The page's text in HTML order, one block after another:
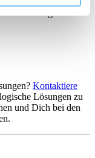
von
Kontaktiere
Lösungen zu
und Dich bei den